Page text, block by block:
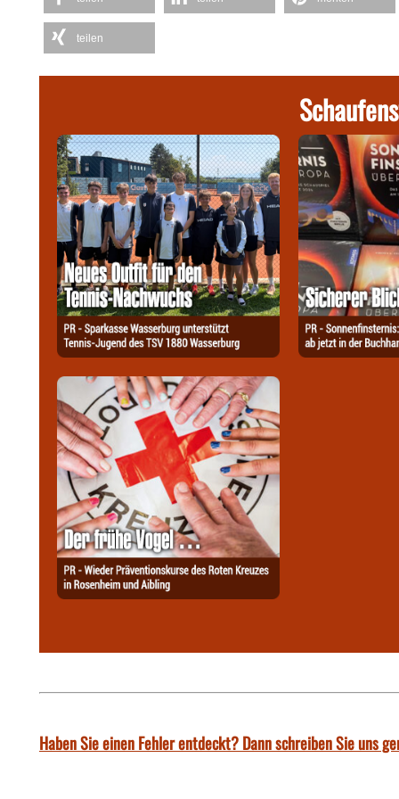
teilen
Haben Sie einen Fehler entdeckt? Dann schreiben Sie uns